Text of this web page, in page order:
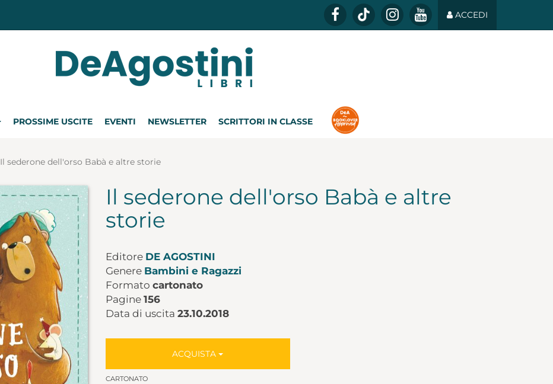
ACCEDI
PROSSIME USCITE EVENTI NEWSLETTER SCRITTORI IN CLASSE
Il sederone dell'orso Babà e altre storie
Il sederone dell'orso Babà e altre
storie
Editore DE AGOSTINI
Genere Bambini e Ragazzi
Formato cartonato
Pagine 156
Data di uscita 23.10.2018
ACQUISTA
CARTONATO